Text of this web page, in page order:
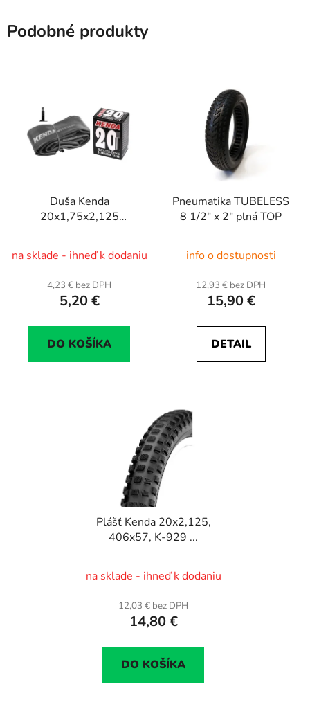
Podobné produkty
Duša Kenda
20x1,75x2,125
A/V ventil
na sklade - ihneď k dodaniu
4,23 € bez DPH
5,20 €
DO KOŠÍKA
Pneumatika TUBELESS
8 1/2" x 2" plná TOP
info o dostupnosti
12,93 € bez DPH
15,90 €
DETAIL
Plášť Kenda 20x2,125,
406x57, K-929 ...
na sklade - ihneď k dodaniu
12,03 € bez DPH
14,80 €
DO KOŠÍKA